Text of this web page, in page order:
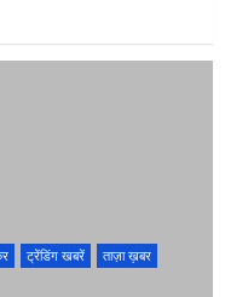
ट्रेंडिंग खबरें
ताज़ा ख़बर